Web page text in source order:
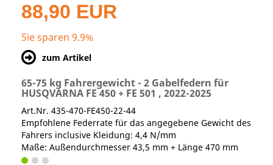
88,90 EUR
Sie sparen 9.9%
zum Artikel
65-75 kg Fahrergewicht - 2 Gabelfedern für
HUSQVARNA FE 450 + FE 501 , 2022-2025
Art.Nr. 435-470-FE450-22-44
Empfohlene Federrate für das angegebene Gewicht des
Fahrers inclusive Kleidung: 4,4 N/mm
Maße: Außendurchmesser 43,5 mm + Länge 470 mm